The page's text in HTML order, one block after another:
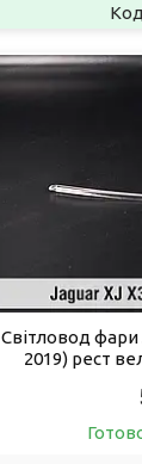
Світловод фари
2019) рест